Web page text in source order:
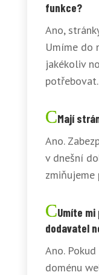
funkce?
Ano,
Umíme do
jakékoliv
potřebovat.
Mají
Ano.
v dnešní
zmiňujeme
Umíte
dodavatel
Ano.
doménu